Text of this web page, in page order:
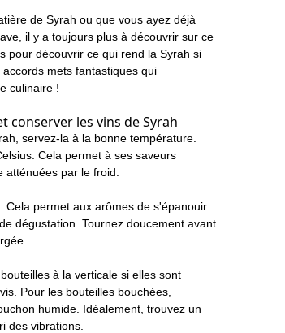
de Syrah ou que vous ayez déjà
il y a toujours plus à découvrir sur ce
pour découvrir ce qui rend la Syrah si
mets fantastiques qui
culinaire !
conserver les vins de Syrah
servez-la à la bonne température.
Cela permet à ses saveurs
par le froid.
Cela permet aux arômes de s'épanouir
dégustation. Tournez doucement avant
à la verticale si elles sont
Pour les bouteilles bouchées,
humide. Idéalement, trouvez un
des vibrations.